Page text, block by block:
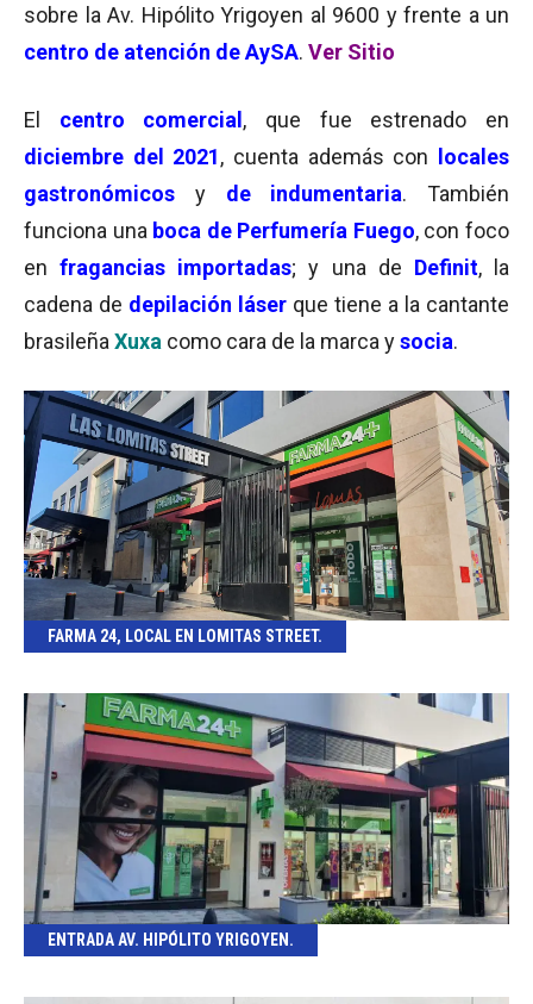
sobre la Av. Hipólito Yrigoyen al 9600 y frente a un
centro de atención de AySA. Ver Sitio
El centro comercial , que fue estrenado en
diciembre del 2021, cuenta además con
locales
gastronómicos y de indumentaria. También
funciona una boca de Perfumería Fuego, con foco
enfragancias importadas; y una de Definit, la
cadena de depilación láser que tiene a la cantante
brasileña Xuxa como cara de la marca ysocia.
FARMA 24, LOCAL EN LOMITAS STREET.
ENTRADA AV. HIPÓLITO YRIGOYEN.